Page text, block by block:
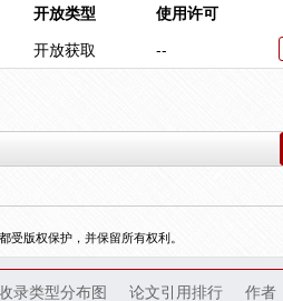
开放类型
使用许可
开放获取 --
受版权保护，并保留所有权利。
录类型分布图 论文引用排行 作者